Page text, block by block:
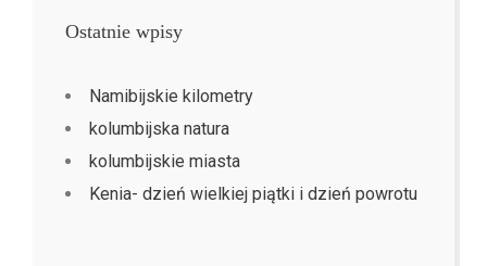
Ostatnie wpisy
Namibijskie kilometry
kolumbijska natura
kolumbijskie miasta
Kenia- dzień wielkiej piątki i dzień powrotu